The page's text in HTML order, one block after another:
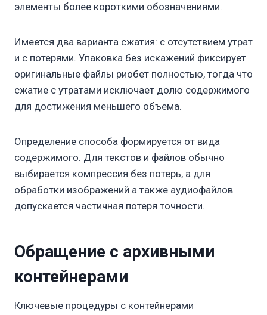
элементы более короткими обозначениями.
Имеется два варианта сжатия: с отсутствием утрат
и с потерями. Упаковка без искажений фиксирует
оригинальные файлы риобет полностью, тогда что
сжатие с утратами исключает долю содержимого
для достижения меньшего объема.
Определение способа формируется от вида
содержимого. Для текстов и файлов обычно
выбирается компрессия без потерь, а для
обработки изображений а также аудиофайлов
допускается частичная потеря точности.
Обращение с архивными
контейнерами
Ключевые процедуры с контейнерами